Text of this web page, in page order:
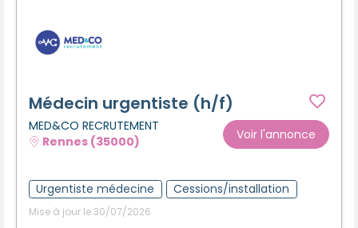
Médecin urgentiste (h/f)
MED&CO RECRUTEMENT
Rennes (35000)
Voir l'annonce
Urgentiste médecine Cessions/installation
Mise à jour le 30/07/2026